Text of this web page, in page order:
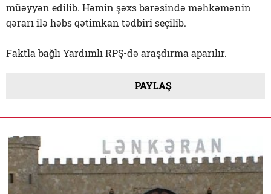
müəyyən edilib. Həmin şəxs barəsində məhkəmənin
qərarı ilə həbs qətimkan tədbiri seçilib.
Faktla bağlı Yardımlı RPŞ-də araşdırma aparılır.
PAYLAŞ